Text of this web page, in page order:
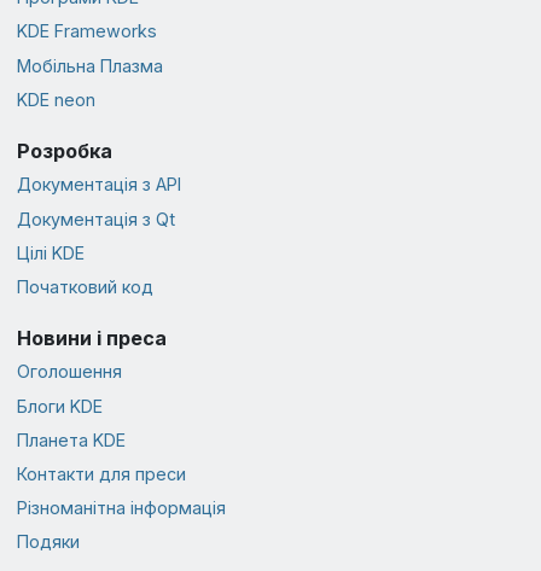
KDE Frameworks
Мобільна Плазма
KDE neon
Розробка
Документація з API
Документація з Qt
Цілі KDE
Початковий код
Новини і преса
Оголошення
Блоги KDE
Планета KDE
Контакти для преси
Різноманітна інформація
Подяки